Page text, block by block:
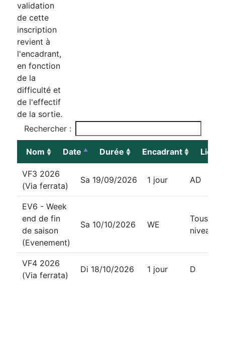
validation
de cette
inscription
revient à
l'encadrant,
en fonction
de la
difficulté et
de l'effectif
de la sortie.
Rechercher :
Nom Date Durée Encadrant
Lieu
Nom
VF3 2026
(Via ferrata)
Sa 19/09/2026 1 jour AD
EV6 - Week
end de fin
de saison
(Evenement)
Sa 10/10/2026 WE
Tous
niveaux
VF4 2026
(Via ferrata)
Di 18/10/2026 1 jour D